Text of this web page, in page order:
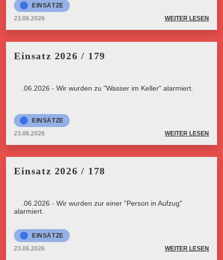
EINSÄTZE
23.06.2026
WEITER LESEN
Einsatz 2026 / 179
23.06.2026 - Wir wurden zu "Wasser im Keller" alarmiert.
EINSÄTZE
23.06.2026
WEITER LESEN
Einsatz 2026 / 178
23.06.2026 - Wir wurden zur einer "Person in Aufzug"
alarmiert.
EINSÄTZE
23.06.2026
WEITER LESEN